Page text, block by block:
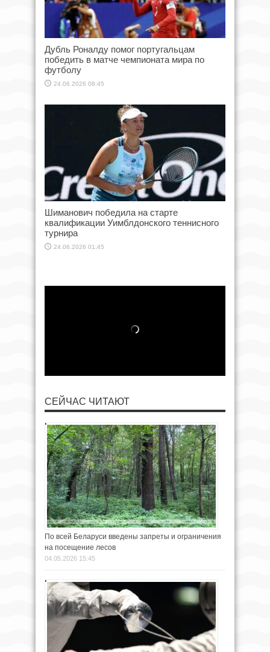
Дубль Роналду помог португальцам
победить в матче чемпионата мира по
футболу
24.06.2026 08:45
Шиманович победила на старте
квалификации Уимблдонского теннисного
турнира
24.06.2026 01:45
СЕЙЧАС ЧИТАЮТ
По всей Беларуси введены запреты и ограничения
на посещение лесов
04.05.2026 15:45